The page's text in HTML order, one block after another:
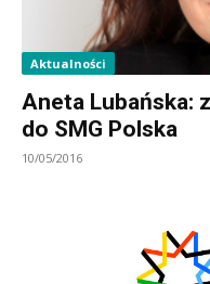
Aktualności
Aneta Lubańska:
do SMG Polska
10/05/2016